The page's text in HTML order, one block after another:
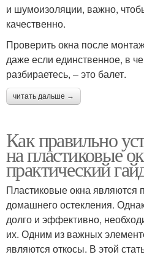
и шумоизоляции, важно,
качественно.
Проверить окна после
даже если единственное, в
разбираетесь, – это балет.
читать дальше →
Как правильно
на пластиковые
практический
Пластиковые окна
домашнего остекления.
долго и эффективно,
их. Одним из важных
являются откосы. В этой